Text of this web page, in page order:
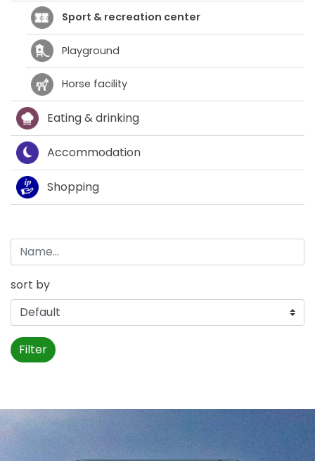
Sport & recreation center
Playground
Horse facility
Eating & drinking
Accommodation
Shopping
sort by
Filter